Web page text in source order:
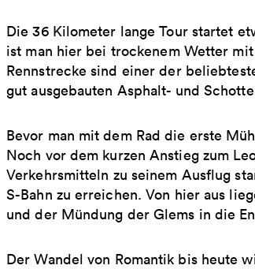
Die 36 Kilometer lange Tour startet
ist man hier bei trockenem Wetter
Rennstrecke sind einer der
gut ausgebauten Asphalt- und
Bevor man mit dem Rad die erste
Noch vor dem kurzen Anstieg zum
Verkehrsmitteln zu seinem Ausflug
S-Bahn zu erreichen. Von hier aus
und der Mündung der Glems in die
Der Wandel von Romantik bis heute